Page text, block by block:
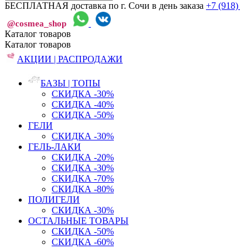
БЕСПЛАТНАЯ доставка по г. Сочи в день заказа +7 (918)
@cosmea_shop
Каталог товаров
Каталог товаров
АКЦИИ | РАСПРОДАЖИ
БАЗЫ | ТОПЫ
СКИДКА -30%
СКИДКА -40%
СКИДКА -50%
ГЕЛИ
СКИДКА -30%
ГЕЛЬ-ЛАКИ
СКИДКА -20%
СКИДКА -30%
СКИДКА -70%
СКИДКА -80%
ПОЛИГЕЛИ
СКИДКА -30%
ОСТАЛЬНЫЕ ТОВАРЫ
СКИДКА -50%
СКИДКА -60%